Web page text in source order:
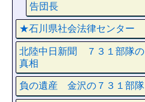
告団長
★石川県社会法律センター
北陸中日新聞 ７３１部隊の
真相
負の遺産 金沢の７３１部隊